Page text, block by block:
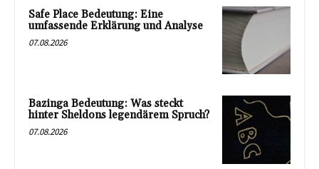
Safe Place Bedeutung: Eine
umfassende Erklärung und Analyse
07.08.2026
Bazinga Bedeutung: Was steckt
hinter Sheldons legendärem Spruch?
07.08.2026